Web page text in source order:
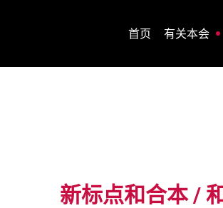
首页 有关本会
新标点和合本 /